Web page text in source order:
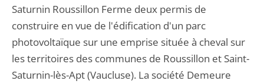
Saturnin Roussillon Ferme deux permis de
construire en vue de l'édification d'un parc
photovoltaïque sur une emprise située à cheval sur
les territoires des communes de Roussillon et Saint-
Saturnin-lès-Apt (Vaucluse). La société Demeure